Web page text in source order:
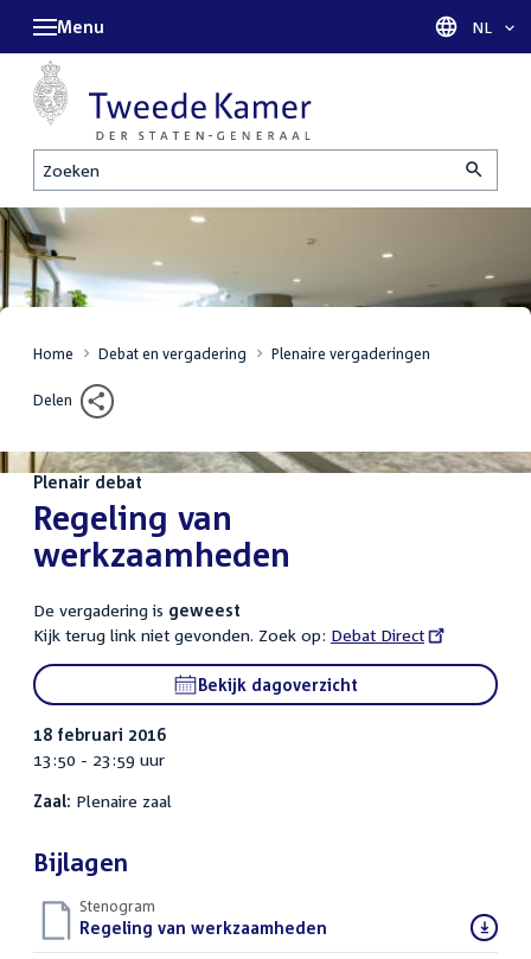
Zoeken
Menu Taal
NL
Home Debat en vergadering Plenaire vergaderingen
Delen
Plenair debat
:Regeling van
werkzaamheden
De vergadering is geweest
Kijk terug link niet gevonden. Zoek op: External
link:
Debat Direct
Bekijk dagoverzicht
18 februari 2016
13:50 - 23:59 uur
Zaal: Plenaire zaal
Bijlagen
Stenogram
Download
bestand:
Regeling van werkzaamheden